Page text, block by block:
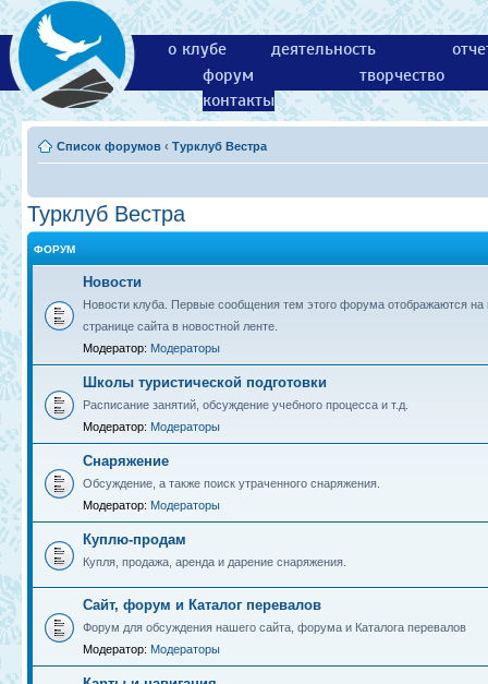
о клубе деятельность
форум
творчество
контакты
Список форумов ‹ Турклуб Вестра
Турклуб Вестра
ФОРУМ
Новости
Новости клуба. Первые сообщения тем этого форума отображаются на
странице сайта в новостной ленте.
Модератор: Модераторы
Школы туристической подготовки
Расписание занятий, обсуждение учебного процесса и т.д.
Модератор: Модераторы
Снаряжение
Обсуждение, а также поиск утраченного снаряжения.
Модератор: Модераторы
Куплю-продам
Купля, продажа, аренда и дарение снаряжения.
Сайт, форум и Каталог перевалов
Форум для обсуждения нашего сайта, форума и Каталога перевалов
Модератор: Модераторы